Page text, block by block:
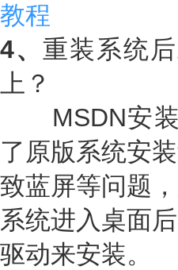
教程
4、 重装系统
上？
MSDN安装
了原版系统安
致蓝屏等问题
系统进入桌面
驱动来安装。